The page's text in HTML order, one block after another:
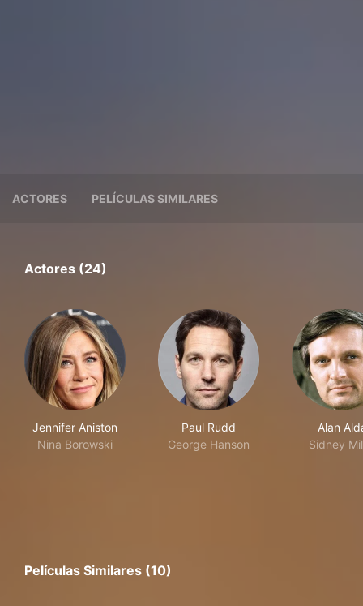
ACTORES PELÍCULAS SIMILARES
Actores (24)
Jennifer Aniston
Nina Borowski
Paul Rudd
George Hanson
Alan
Sidney
Películas Similares (10)